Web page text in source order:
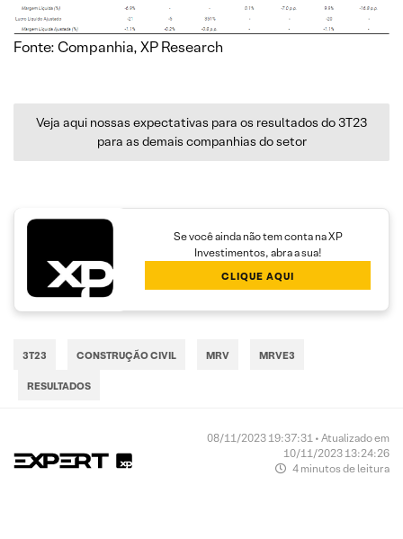
Fonte: Companhia, XP Research
Veja aqui nossas expectativas para os resultados do 3T23
para as demais companhias do setor
Se você ainda não tem conta na XP
Investimentos, abra a sua!
CLIQUE AQUI
3T23 CONSTRUÇÃO CIVIL MRV MRVE3
RESULTADOS
08/11/2023 19:37:31 • Atualizado em
10/11/2023 13:24:26
4 minutos de leitura